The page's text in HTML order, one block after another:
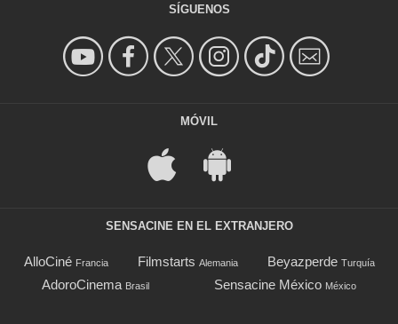
SÍGUENOS
MÓVIL
SENSACINE EN EL EXTRANJERO
AlloCiné Francia Filmstarts Alemania Beyazperde Turquía
AdoroCinema Brasil Sensacine México México